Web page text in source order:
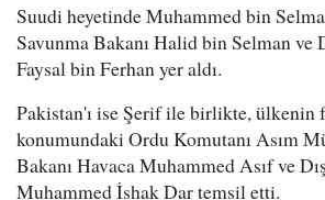
Suudi heyetinde Muhammed bin
Savunma Bakanı Halid bin Selman ve
Faysal bin Ferhan yer aldı.
Pakistan'ı ise Şerif ile birlikte,
konumundaki Ordu Komutanı Asım
Bakanı Havaca Muhammed Asıf ve
Muhammed İshak Dar temsil etti.